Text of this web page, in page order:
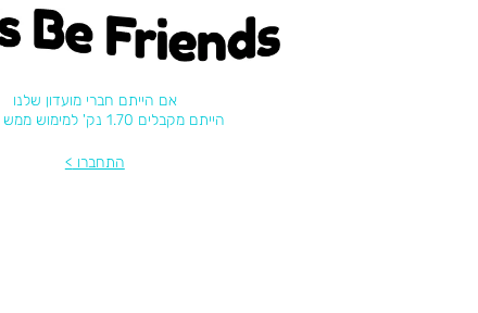
be friends
אם הייתם חברי מועדון שלנו
הייתם מקבלים 1.70 נק' למימוש ממש עכשיו
התחברו